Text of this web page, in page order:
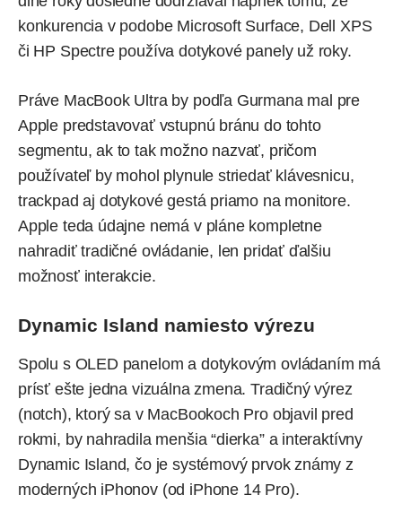
konkurencia v podobe Microsoft Surface, Dell XPS
či HP Spectre používa dotykové panely už roky.
Práve MacBook Ultra by podľa Gurmana mal pre
Apple predstavovať vstupnú bránu do tohto
segmentu, ak to tak možno nazvať, pričom
používateľ by mohol plynule striedať klávesnicu,
trackpad aj dotykové gestá priamo na monitore.
Apple teda údajne nemá v pláne kompletne
nahradiť tradičné ovládanie, len pridať ďalšiu
možnosť interakcie.
Dynamic Island namiesto výrezu
Spolu s OLED panelom a dotykovým ovládaním má
prísť ešte jedna vizuálna zmena. Tradičný výrez
(notch), ktorý sa v MacBookoch Pro objavil pred
rokmi, by nahradila menšia “dierka” a interaktívny
Dynamic Island, čo je systémový prvok známy z
moderných iPhonov (od iPhone 14 Pro).